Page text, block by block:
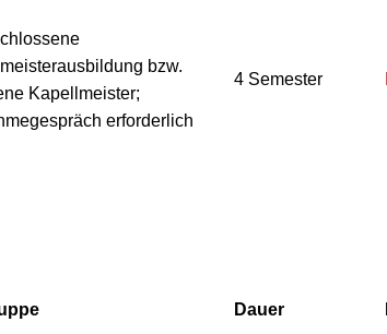
bzw.
Kapellmeister;
erforderlich
4 Semester
Dauer